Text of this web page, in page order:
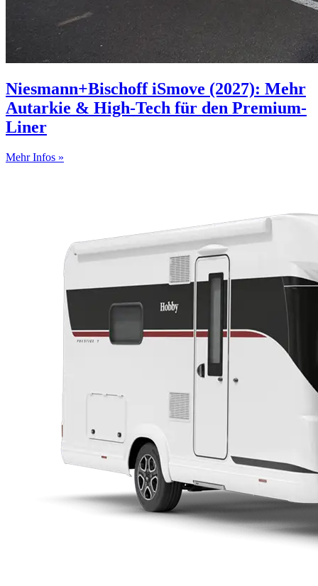
Niesmann+Bischoff iSmove (2027): Mehr
Autarkie & High-Tech für den Premium-
Liner
Mehr Infos »